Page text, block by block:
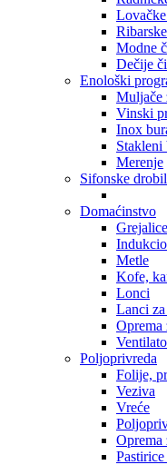
Modne
Dečije
Enološki
Muljače
Vinski
Inox
Stakleni
Merenje
Sifonske
Domaćinstvo
Grejalice
Metle
Kofe,
Lonci
Lanci za
Oprema
Poljoprivreda
Folije,
Veziva
Vreće
Oprema